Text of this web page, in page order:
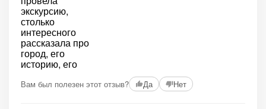
Вам был полезен этот отзыв? Да Нет